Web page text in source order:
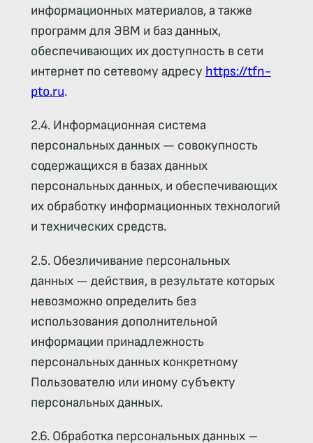
информационных материалов, а также
программ для ЭВМ и баз данных,
обеспечивающих их доступность в сети
интернет по сетевому адресу https://tfn-
pto.ru.
2.4. Информационная система
персональных данных — совокупность
содержащихся в базах данных
персональных данных, и обеспечивающих
их обработку информационных технологий
и технических средств.
2.5. Обезличивание персональных
данных — действия, в результате которых
невозможно определить без
использования дополнительной
информации принадлежность
персональных данных конкретному
Пользователю или иному субъекту
персональных данных.
2.6. Обработка персональных данных –